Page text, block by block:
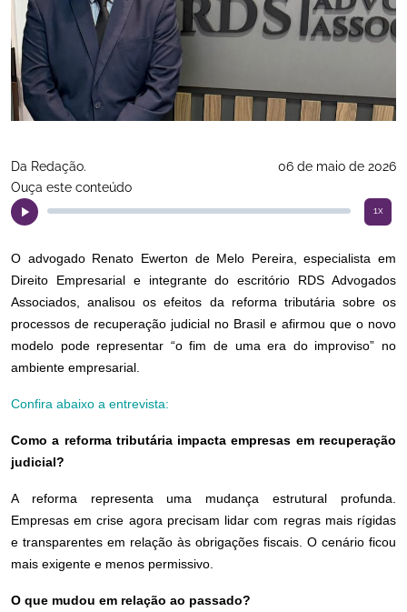
Da Redação.
06 de maio de 2026
Ouça este conteúdo
1x
O advogado Renato Ewerton de Melo Pereira, especialista em
Direito Empresarial e integrante do escritório RDS Advogados
Associados, analisou os efeitos da reforma tributária sobre os
processos de recuperação judicial no Brasil e afirmou que o novo
modelo pode representar “o fim de uma era do improviso” no
ambiente empresarial.
Confira abaixo a entrevista:
Como a reforma tributária impacta empresas em recuperação
judicial?
A reforma representa uma mudança estrutural profunda.
Empresas em crise agora precisam lidar com regras mais rígidas
e transparentes em relação às obrigações fiscais. O cenário ficou
mais exigente e menos permissivo.
O que mudou em relação ao passado?